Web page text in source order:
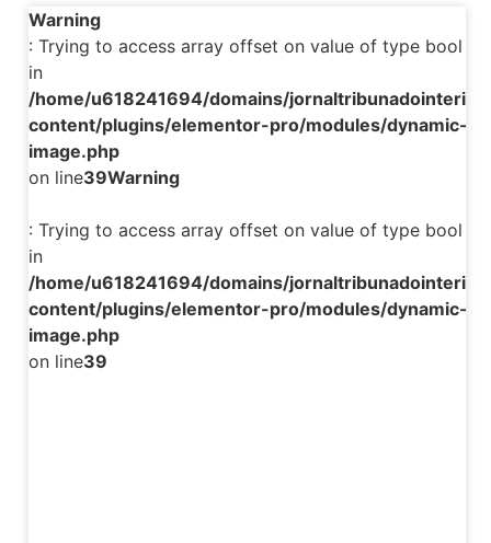
Warning
: Trying to access array offset on value of type bool
in
/home/u618241694/domains/
content/plugins/elementor-pro/modules/dynamic-
image.php
on line39Warning
: Trying to access array offset on value of type bool
in
/home/u618241694/domains/
content/plugins/elementor-pro/modules/dynamic-
image.php
on line39